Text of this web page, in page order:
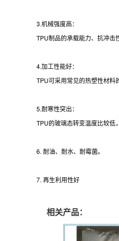
3.机械强度高：
TPU制品的承载能力、抗冲击
4.加工性能好：
TPU可采用常见的热塑性材料
5.耐寒性突出：
TPU的玻璃态转变温度比较低
6. 耐油、耐水、耐霉菌。
7. 再生利用性好
相关产品：